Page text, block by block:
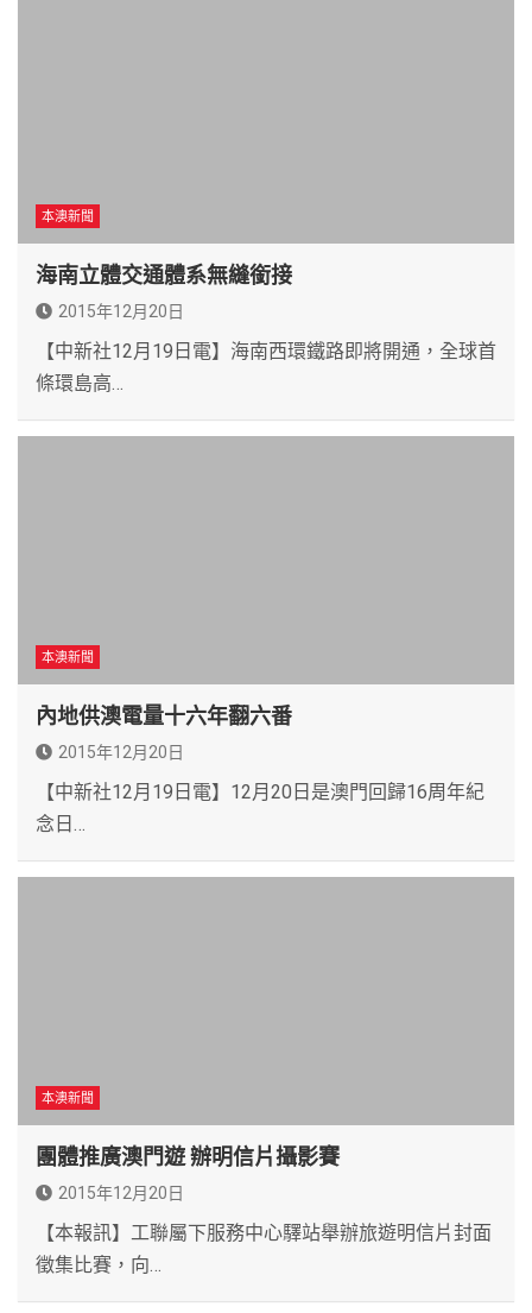
本澳新聞
海南立體交通體系無縫銜接
2015年12月20日
【中新社12月19日電】海南西環鐵路即將開通，全球首
條環島高…
本澳新聞
內地供澳電量十六年翻六番
2015年12月20日
【中新社12月19日電】12月20日是澳門回歸16周年紀
念日…
本澳新聞
團體推廣澳門遊 辦明信片攝影賽
2015年12月20日
【本報訊】工聯屬下服務中心驛站舉辦旅遊明信片封面
徵集比賽，向…